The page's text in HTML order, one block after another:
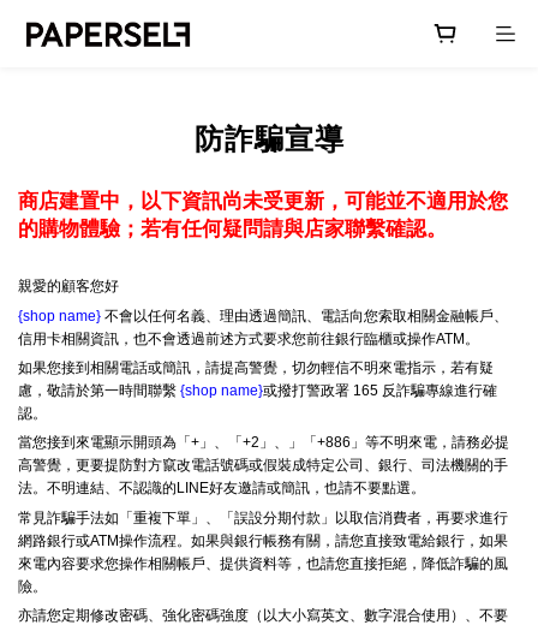
防詐騙宣導
商店建置中，以下資訊尚未受更新，可能並不適用於您
的購物體驗；若有任何疑問請與店家聯繫確認。
親愛的顧客您好
{shop name} 不會以任何名義、理由透過簡訊、電話向您索取相關金融帳戶、
信用卡相關資訊，也不會透過前述方式要求您前往銀行臨櫃或操作ATM。
如果您接到相關電話或簡訊，請提高警覺，切勿輕信不明來電指示，若有疑
慮，敬請於第一時間聯繫 {shop name}或撥打警政署 165 反詐騙專線進行確
認。
當您接到來電顯示開頭為「+」、「+2」、」「+886」等不明來電，請務必提
高警覺，更要提防對方竄改電話號碼或假裝成特定公司、銀行、司法機關的手
法。不明連結、不認識的LINE好友邀請或簡訊，也請不要點選。
常見詐騙手法如「重複下單」、「誤設分期付款」以取信消費者，再要求進行
網路銀行或ATM操作流程。如果與銀行帳務有關，請您直接致電給銀行，如果
來電內容要求您操作相關帳戶、提供資料等，也請您直接拒絕，降低詐騙的風
險。
亦請您定期修改密碼、強化密碼強度（以大小寫英文、數字混合使用）、不要